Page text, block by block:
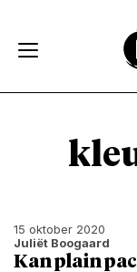
15 oktober 2020
Juliët Boogaard
Kan plain